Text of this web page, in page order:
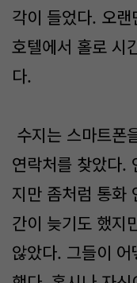
각이 들었다. 오
호텔에서 홀로 시
다.
수지는 스마트폰
연락처를 찾았다.
지만 좀처럼 통화
간이 늦기도 했지
않았다. 그들이